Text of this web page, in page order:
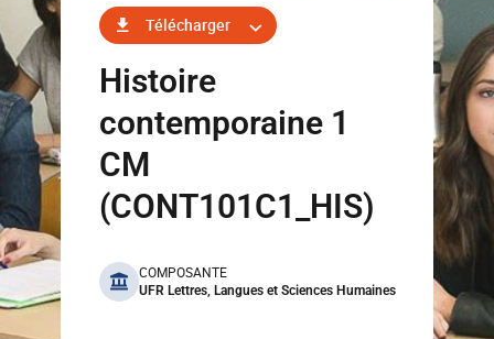
Télécharger
Histoire
contemporaine 1
CM
(CONT101C1_HIS)
benefits
COMPOSANTE
UFR Lettres, Langues et Sciences Humaines